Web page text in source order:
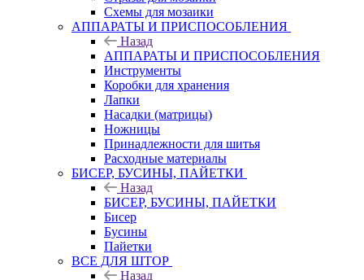
Схемы для мозаики
АППАРАТЫ И ПРИСПОСОБЛЕНИЯ
Назад
АППАРАТЫ И ПРИСПОСОБЛЕНИЯ
Инструменты
Коробки для хранения
Лапки
Насадки (матрицы)
Ножницы
Принадлежности для шитья
Расходные материалы
БИСЕР, БУСИНЫ, ПАЙЕТКИ
Назад
БИСЕР, БУСИНЫ, ПАЙЕТКИ
Бисер
Бусины
Пайетки
ВСЕ ДЛЯ ШТОР
Назад